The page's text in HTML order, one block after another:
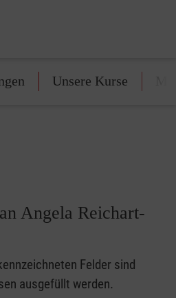
Unsere Kurse
Angela Reichart-
Felder sind
ausgefüllt werden.